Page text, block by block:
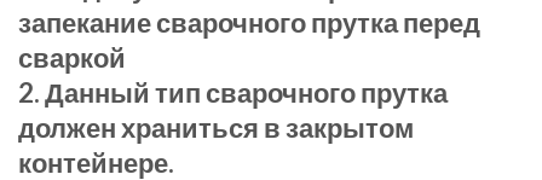
запекание сварочного прутка перед
сваркой
2. Данный тип сварочного прутка
должен храниться в закрытом
контейнере.